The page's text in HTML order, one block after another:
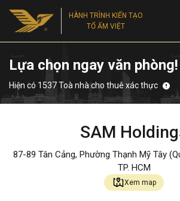
HÀNH TRÌNH KIẾN TẠO
TỔ ẤM VIỆT
Lựa chọn ngay văn phòng!
Hiện có 1537 Toà nhà cho thuê xác thực
SAM
87-89 Tân Cảng, Phường Thạnh Mỹ Tây
TP. HCM
Xem map